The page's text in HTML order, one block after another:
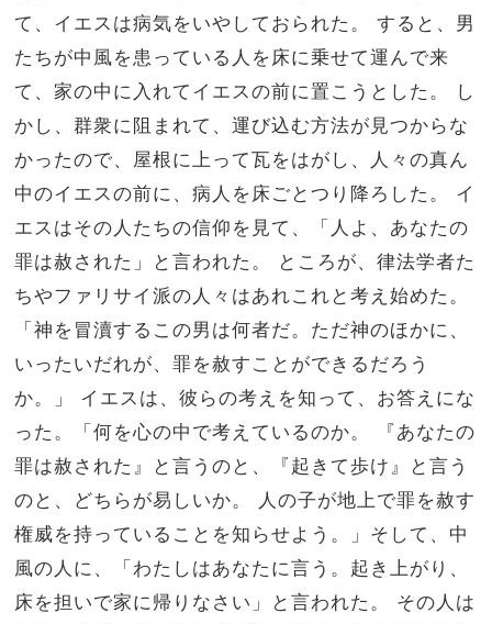
て、イエスは病気をいやしておられた。 すると、男
たちが中風を患っている人を床に乗せて運んで来
て、家の中に入れてイエスの前に置こうとした。 し
かし、群衆に阻まれて、運び込む方法が見つからな
かったので、屋根に上って瓦をはがし、人々の真ん
中のイエスの前に、病人を床ごとつり降ろした。 イ
エスはその人たちの信仰を見て、「人よ、あなたの
罪は赦された」と言われた。 ところが、律法学者た
ちやファリサイ派の人々はあれこれと考え始めた。
「神を冒瀆するこの男は何者だ。ただ神のほかに、
いったいだれが、罪を赦すことができるだろう
か。」 イエスは、彼らの考えを知って、お答えにな
った。「何を心の中で考えているのか。 『あなたの
罪は赦された』と言うのと、『起きて歩け』と言う
のと、どちらが易しいか。 人の子が地上で罪を赦す
権威を持っていることを知らせよう。」そして、中
風の人に、「わたしはあなたに言う。起き上がり、
床を担いで家に帰りなさい」と言われた。 その人は